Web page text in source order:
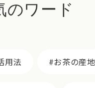
のワード
用法 お茶の産地